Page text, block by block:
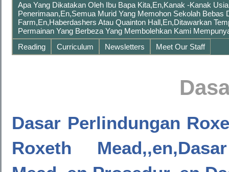
Apa Yang Dikatakan Oleh Ibu Bapa Kita,en,kanak -kanak
Penerimaan,en,Semua Murid Yang Memohon Sekolah Bebas
Farm,en,Haberdashers Atau Quainton Hall,en,ditawarkan
Permainan Yang Berbeza Yang Membolehkan Kami
Reading
Curriculum Newsletters Meet Our Staff
Dasar Perlindungan
Roxeth